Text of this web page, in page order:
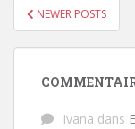
NEWER POSTS
Ivana dans